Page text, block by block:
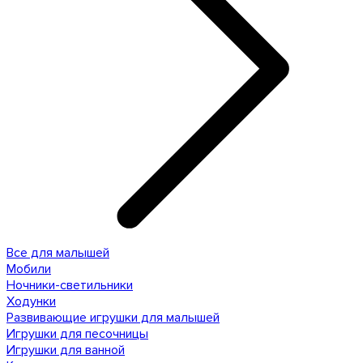
Все для малышей
Мобили
Ночники-светильники
Ходунки
Развивающие игрушки для малышей
Игрушки для песочницы
Игрушки для ванной